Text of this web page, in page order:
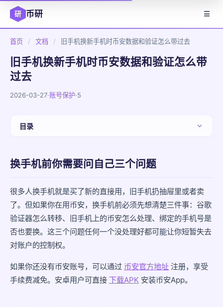
研 币研 ☰
首页 / 文档 / 旧手机换新手机时币安数据和验证怎么带过去
旧手机换新手机时币安数据和验证怎么带
过去
2026-03-27·账号保护·5
目录
情况一：旧手机还在手边
情况二：旧手机已经不在了
情况三：换手机同时换号
新手机上的安全重建
常见问题
换手机前你需要问自己三个问题
很多人换手机就是买了新的直接用，旧手机扔抽屉里或者卖
了。但如果你在用币安，换手机前必须先想清楚三件事：谷歌
验证器怎么转移、旧手机上的币安怎么处理、绑定的手机号是
否也要换。这三个问题任何一个没处理好都可能让你短暂失去
对账户的控制权。
如果你还没有币安账号，可以通过 币安官方地址 注册，享受
手续费减免。安卓用户可直接 下载APK 安装币安App。